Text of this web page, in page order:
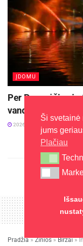
ĮDOMU
Per Panevėžio
vandens spektaklis
2026-07-31
Pradžia»Žinios»Biržai»
Ši svetainė
jums
Plačiau
Techniniai